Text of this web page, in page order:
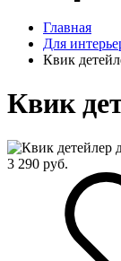
Главная
Для
Квик
Квик
3 290 руб.